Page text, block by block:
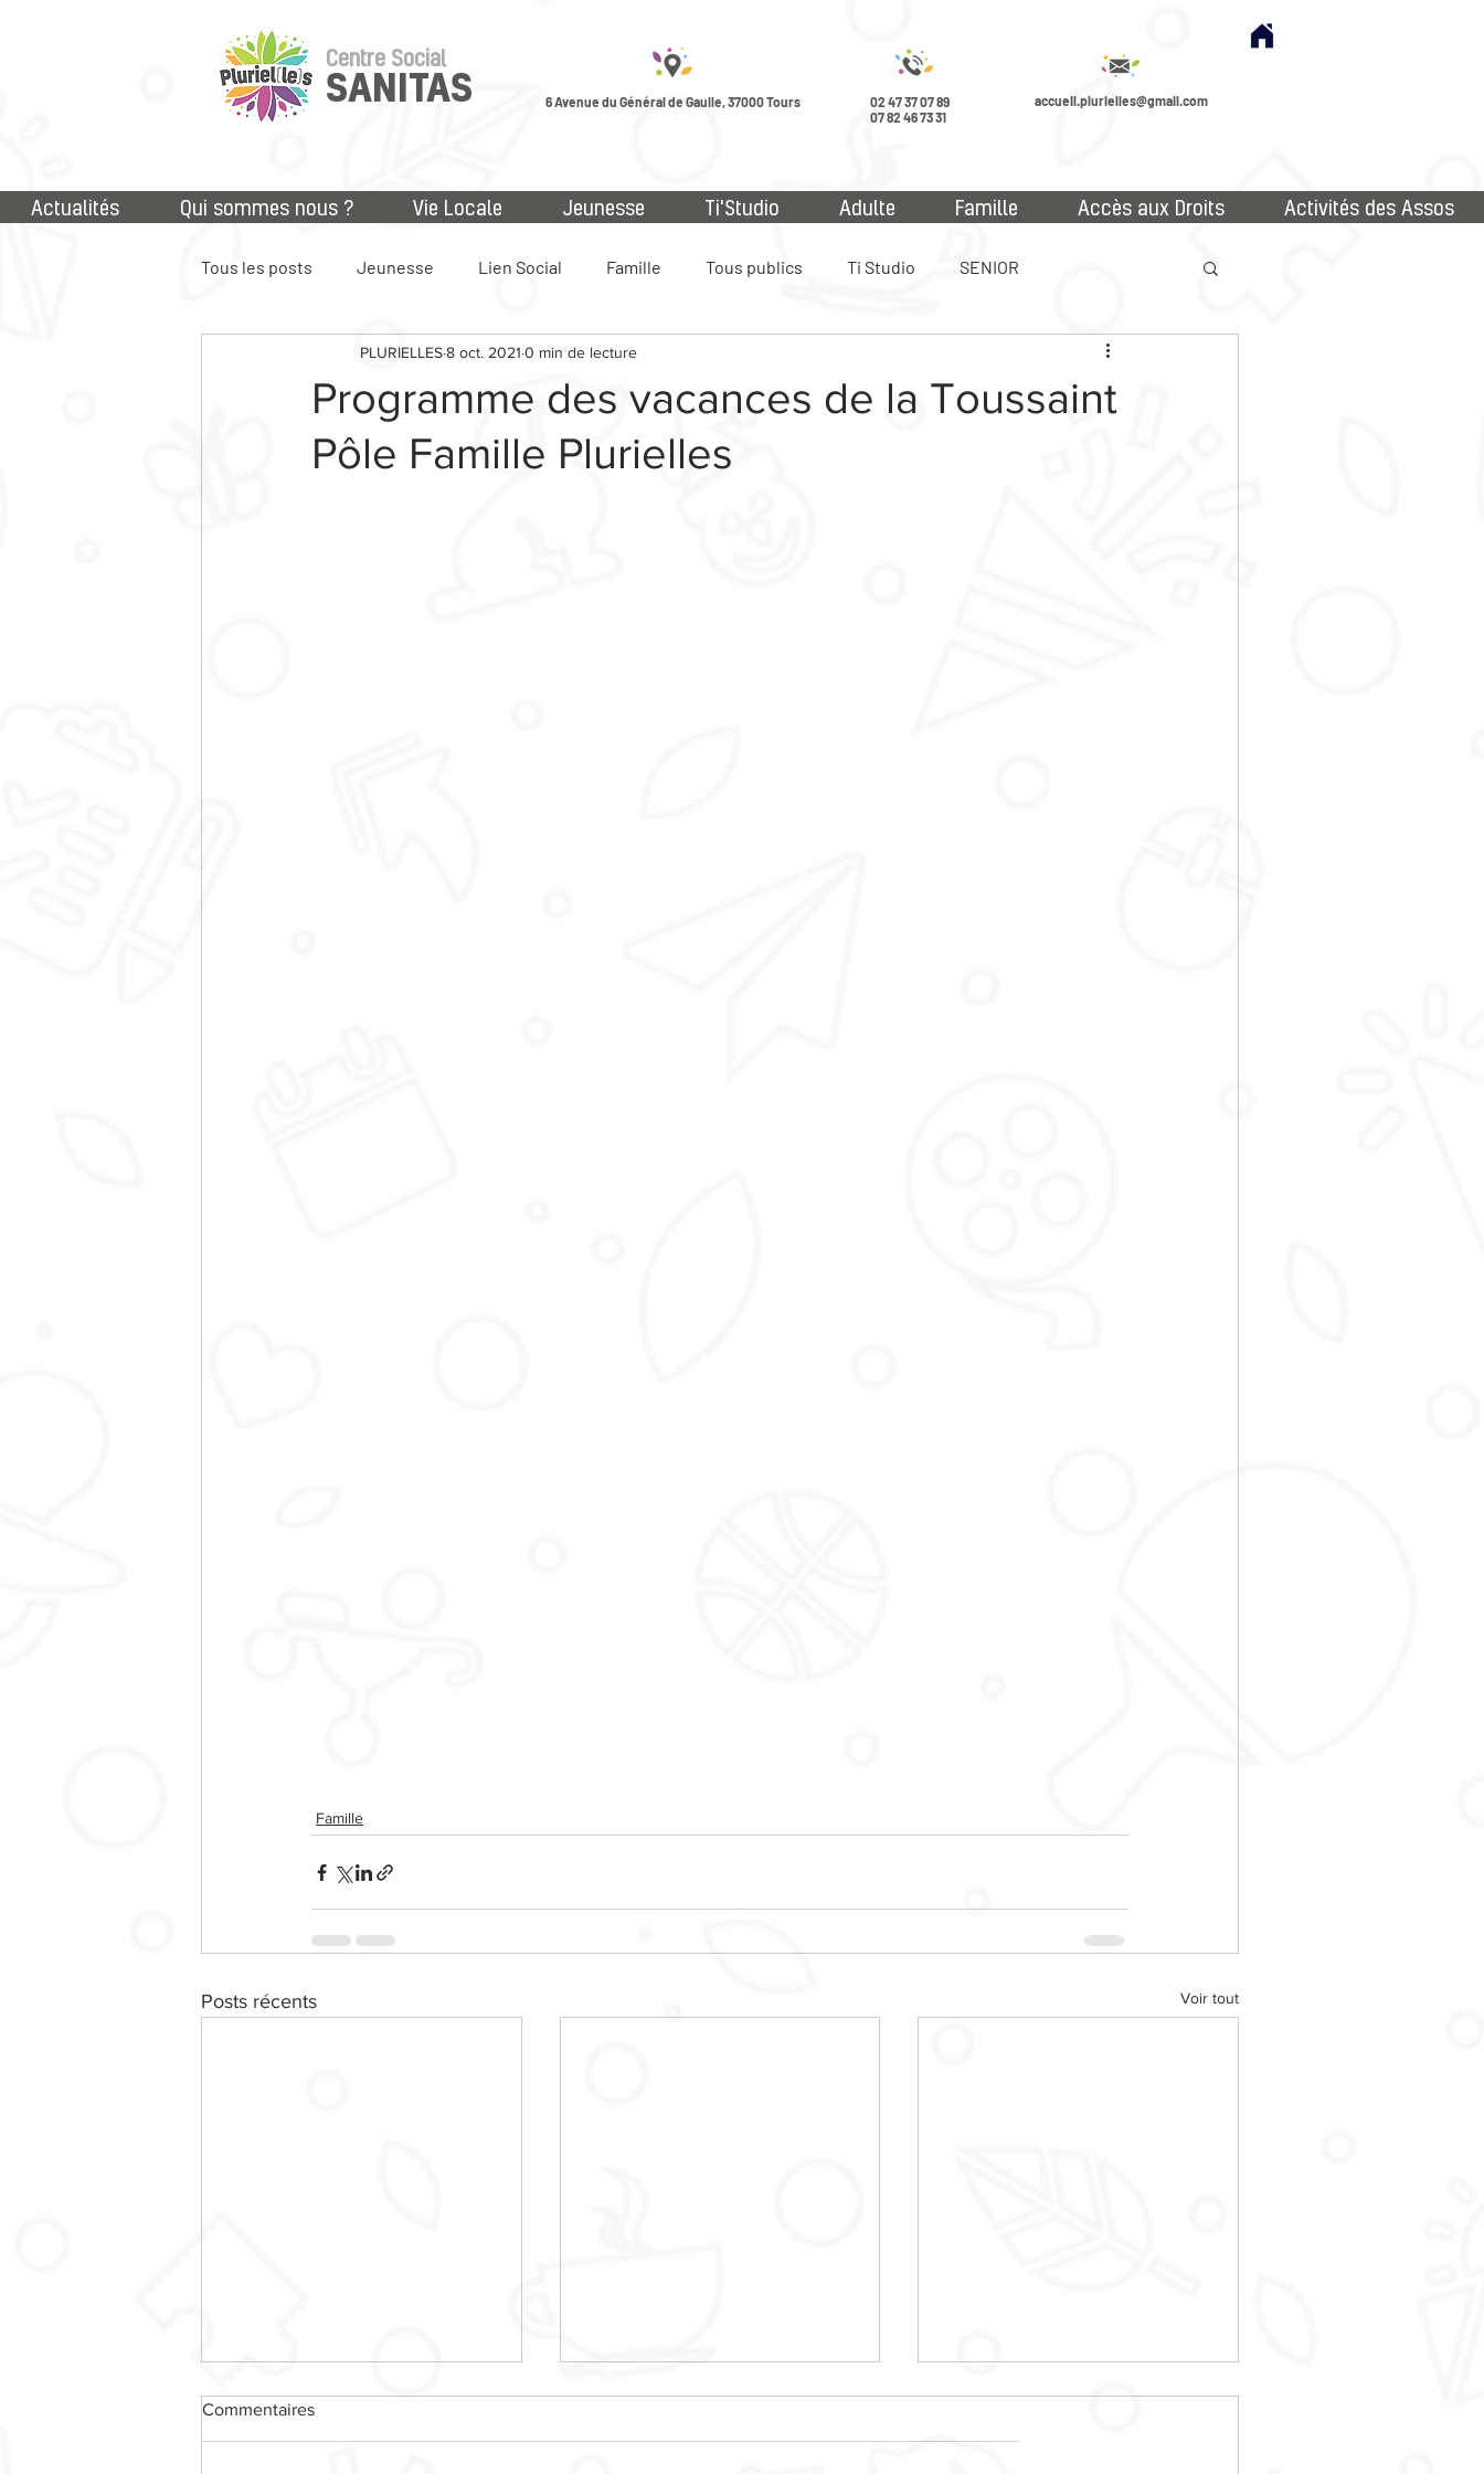
Centre Social
SANITAS 6 Avenue du Général de Gaulle, 37000 Tours
02 47 37 07 89
07 82 46 73 31
accueil.plurielles@gmail.com
Actualités Qui sommes nous ? Vie Locale Jeunesse Ti'Studio Adulte Famille Accès aux Droits Activités des Assos
Tous les posts Jeunesse Lien Social Famille Tous publics Ti Studio SENIOR
Accès aux droits Numérique
Programme des vacances de la Toussaint
Pôle Famille Plurielles
PLURIELLES8 oct. 2021 0 min de lecture
Famille
Posts récents Voir tout
Commentaires